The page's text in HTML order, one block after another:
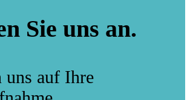
Sie uns an.
uns auf Ihre